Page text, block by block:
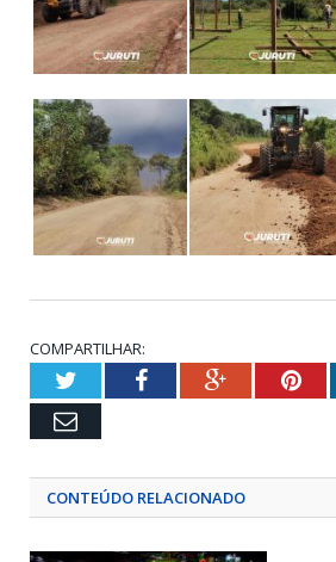
COMPARTILHAR:
TwitterFacebookGoogle+
Email
CONTEÚDO RELACIONADO